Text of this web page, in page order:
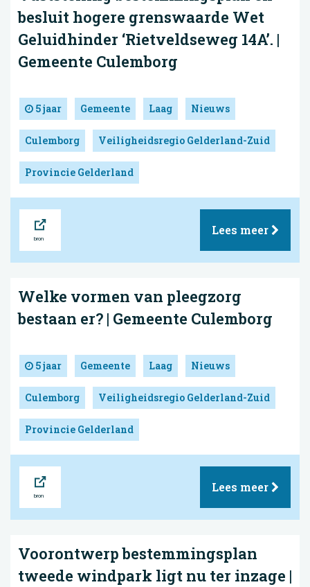
besluit hogere grenswaarde Wet
Geluidhinder ‘Rietveldseweg 14A’. |
Gemeente Culemborg
5 jaar Gemeente Laag Nieuws
Culemborg Veiligheidsregio Gelderland-Zuid
Provincie Gelderland
Lees meer
Welke vormen van pleegzorg
bestaan er? | Gemeente Culemborg
5 jaar Gemeente Laag Nieuws
Culemborg Veiligheidsregio Gelderland-Zuid
Provincie Gelderland
Lees meer
Voorontwerp bestemmingsplan
tweede windpark ligt nu ter inzage |